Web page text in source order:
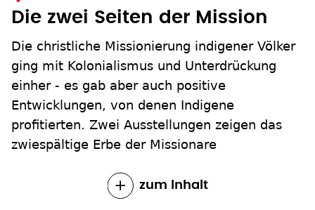
Die zwei Seiten der Mission
Die christliche Missionierung indigener Völker
ging mit Kolonialismus und Unterdrückung
einher - es gab aber auch positive
Entwicklungen, von denen Indigene
profitierten. Zwei Ausstellungen zeigen das
zwiespältige Erbe der Missionare
zum Inhalt